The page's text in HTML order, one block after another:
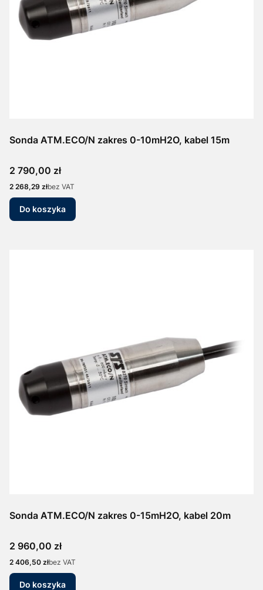
Sonda ATM.ECO/N zakres 0-10mH2O, kabel 15m
Cena
2 790,00 zł
Cena
2 268,29 złbez VAT
Do koszyka
Sonda ATM.ECO/N zakres 0-15mH2O, kabel 20m
Cena
2 960,00 zł
Cena
2 406,50 złbez VAT
Do koszyka